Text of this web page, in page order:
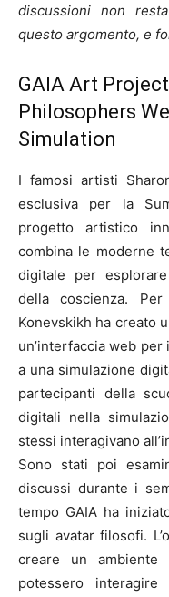
discussioni non
questo argomento, e
GAIA Art
Philosophers
Simulation
I famosi artisti
esclusiva per la
progetto artistico
combina le moderne
digitale per
della coscienza.
Konevskikh ha creato
un’interfaccia web
a una simulazione
partecipanti della
digitali nella
stessi interagivano
Sono stati poi
discussi durante i
tempo GAIA ha
sugli avatar filosofi.
creare un
potessero